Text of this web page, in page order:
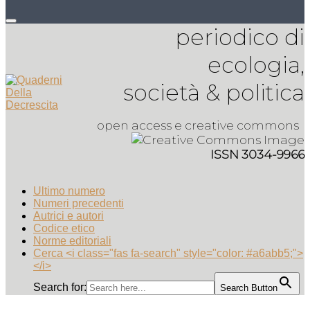
periodico di
ecologia,
società & politica
open access e creative commons
ISSN 3034-9966
Ultimo numero
Numeri precedenti
Autrici e autori
Codice etico
Norme editoriali
Cerca <i class="fas fa-search" style="color: #a6abb5;">
</i>
Search for:
Search Button